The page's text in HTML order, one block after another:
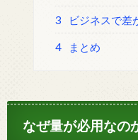
3 ビジネスで差
4 まとめ
なぜ量が必用なの